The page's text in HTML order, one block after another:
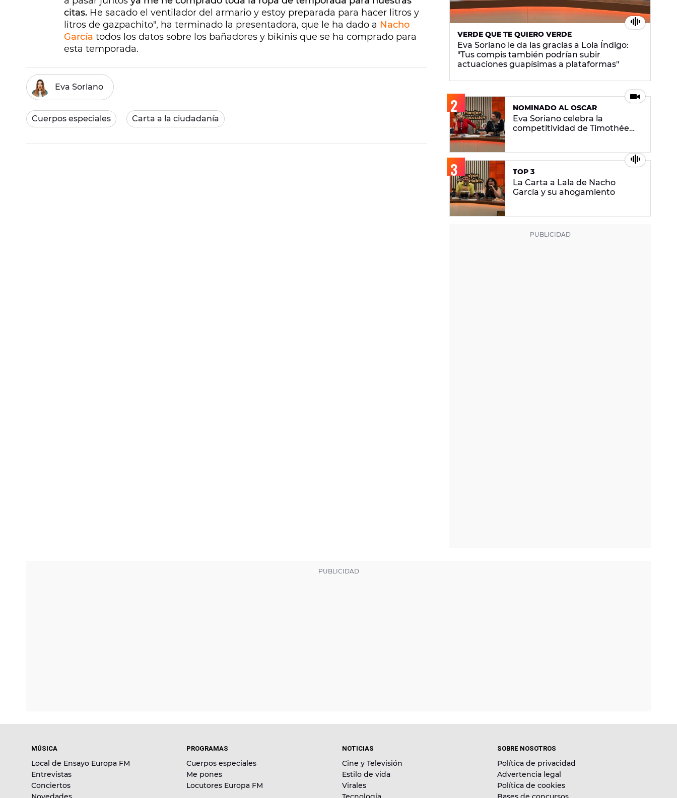
citas. He sacado el ventilador del armario y estoy preparada para hacer litros y
litros de gazpachito", ha terminado la presentadora, que le ha dado a Nacho
García todos los datos sobre los bañadores y bikinis que se ha comprado para
esta temporada.
Eva Soriano
Cuerpos especiales Carta a la ciudadanía
VERDE QUE TE QUIERO VERDE
Eva Soriano le da las gracias a Lola Índigo:
"Tus compis también podrían subir
actuaciones guapísimas a plataformas"
NOMINADO AL OSCAR
Eva Soriano celebra la
competitividad de Timothée
TOP 3
La Carta a Lala de Nacho
García y su ahogamiento
MÚSICA
Local de Ensayo Europa FM
Entrevistas
Conciertos
PROGRAMAS
Cuerpos especiales
Me pones
Locutores Europa FM
NOTICIAS
Cine y Televisión
Estilo de vida
Virales
SOBRE NOSOTROS
Política de privacidad
Advertencia legal
Política de cookies